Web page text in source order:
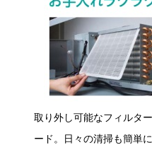
取り外し可能なフィルタ
ード。日々の清掃も簡単に